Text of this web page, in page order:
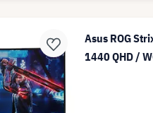
Asus ROG
1440 QHD /